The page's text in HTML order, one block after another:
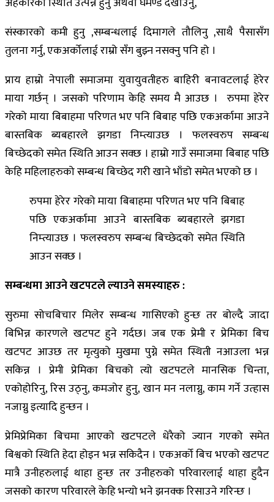
संस्कारको कमी हुनु ,सम्बन्धलाई दिमागले तौलिनु ,साथै पैसासँग
तुलना गर्नु, एकअर्कोलाई राम्रो सँग बुझ्न नसक्नु पनि हो ।
प्राय हाम्रो नेपाली समाजमा युवायुवतीहरु बाहिरी बनावटलाई हेरेर
माया गर्छन् । जसको परिणाम केहि समय मै आउछ । रुपमा हेरेर
गरेको माया बिबाहमा परिणत भए पनि बिबाह पछि एकअर्कामा आउने
बास्तबिक ब्यबहारले झगडा निम्त्याउछ । फलस्वरुप सम्बन्ध
बिच्छेदको समेत स्थिति आउन सक्छ । हाम्रो गाउँ समाजमा बिबाह पछि
केहि महिलाहरुको सम्बन्ध बिच्छेद गरी खाने भाँडो समेत भएको छ ।
रुपमा हेरेर गरेको माया बिबाहमा परिणत भए पनि बिबाह
पछि एकअर्कामा आउने बास्तबिक ब्यबहारले झगडा
निम्त्याउछ । फलस्वरुप सम्बन्ध बिच्छेदको समेत स्थिति
आउन सक्छ ।
सम्बन्धमा आउने खटपटले ल्याउने समस्याहरु :
सुरुमा सोचबिचार मिलेर सम्बन्ध गासिएको हुन्छ तर बोल्दै जादा
बिभिन्न कारणले खटपट हुने गर्दछ। जब एक प्रेमी र प्रेमिका बिच
खटपट आउछ तर मृत्युको मुखमा पुग्ने समेत स्थिती नआउला भन्न
सकिन्न । प्रेमी प्रेमिका बिचको त्यो खटपटले मानसिक चिन्ता,
एकोहोरिनु, रिस उठ्नु, कमजोर हुनु, खान मन नलाग्नु, काम गर्ने उत्हास
नजाग्नु इत्यादि हुन्छन ।
प्रेमिप्रेमिका बिचमा आएको खटपटले धेरैको ज्यान गएको समेत
बिश्वको स्थिति हेदा होइन भन्न सकिदैन । एकअर्को बिच भएको खटपट
मात्रै उनीहरुलाई थाहा हुन्छ तर उनीहरुको परिवारलाई थाहा हुदैन
जसको कारण परिवारले केहि भन्यो भने झनक्क रिसाउने गरिन्छ ।